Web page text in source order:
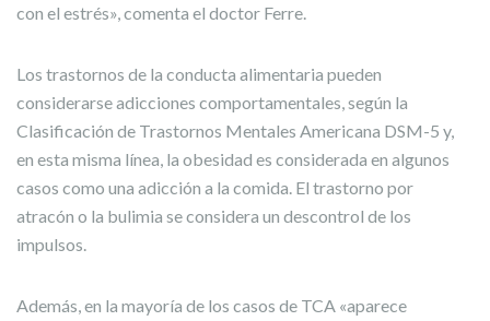
con el estrés», comenta el doctor Ferre.
Los trastornos de la conducta alimentaria pueden
considerarse adicciones comportamentales, según la
Clasificación de Trastornos Mentales Americana DSM-5 y,
en esta misma línea, la obesidad es considerada en algunos
casos como una adicción a la comida. El trastorno por
atracón o la bulimia se considera un descontrol de los
impulsos.
Además, en la mayoría de los casos de TCA «aparece